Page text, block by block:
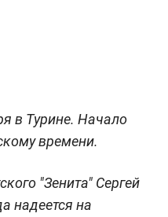
в Турине. Начало
времени.
"Зенита" Сергей
надеется на